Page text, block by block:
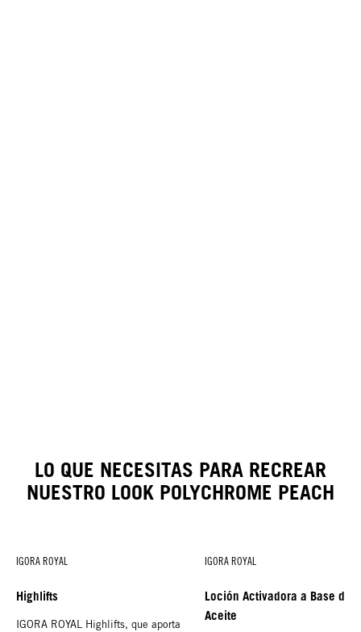
LO QUE NECESITAS PARA RECREAR
NUESTRO LOOK POLYCHROME PEACH
IGORA ROYAL
Highlifts
IGORA ROYAL Highlifts, que aporta
IGORA ROYAL
Loción Activadora a Base de
Aceite